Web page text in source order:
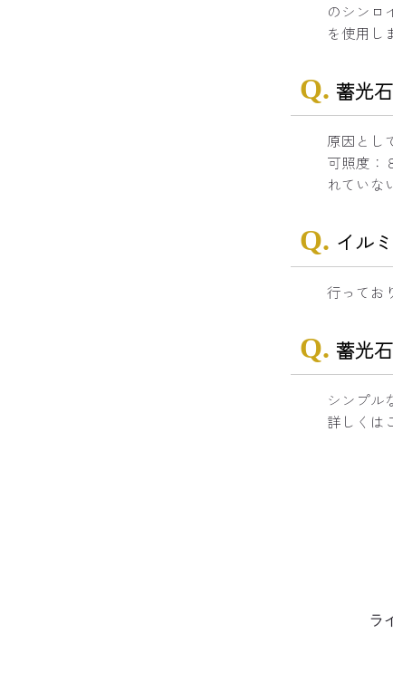
のシンロ
を使用し
蓄光
原因とし
可照度：
れていな
イル
行ってお
蓄光
シンプル
詳しくは
ラ